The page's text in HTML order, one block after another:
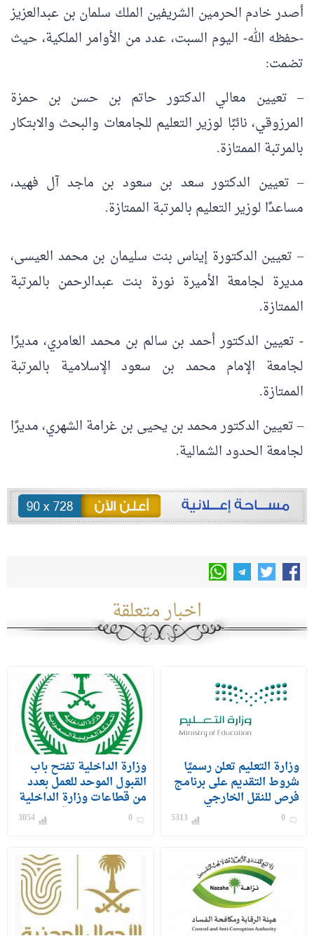
أصدر خادم الحرمين الشريفين الملك سلمان بن عبدالعزيز
-حفظه الله- اليوم السبت، عدد من الأوامر الملكية، حيث
تضمت:
– تعيين معالي الدكتور حاتم بن حسن بن حمزة
المرزوقي، نائبًا لوزير التعليم للجامعات والبحث والابتكار
بالمرتبة الممتازة.
– تعيين الدكتور سعد بن سعود بن ماجد آل فهيد،
مساعدًا لوزير التعليم بالمرتبة الممتازة.
– تعيين الدكتورة إيناس بنت سليمان بن محمد العيسى،
مديرة لجامعة الأميرة نورة بنت عبدالرحمن بالمرتبة
الممتازة.
‏‫- تعيين الدكتور أحمد بن سالم بن محمد العامري، مديرًا
لجامعة الإمام محمد بن سعود الإسلامية بالمرتبة
الممتازة.
– تعيين الدكتور محمد بن يحيى بن غرامة الشهري، مديرًا
لجامعة الحدود الشمالية.
اخبار متعلقة
وزارة التعليم تعلن رسميًا
شروط التقديم على برنامج
فرص للنقل الخارجي
للمعلمين والمعلمات
0
5313
وزارة الداخلية تفتح باب
القبول الموحد للعمل بعدد
من قطاعات وزارة الداخلية
على رتبة وكيل رقيب –
جندي) للرجال
0
3054